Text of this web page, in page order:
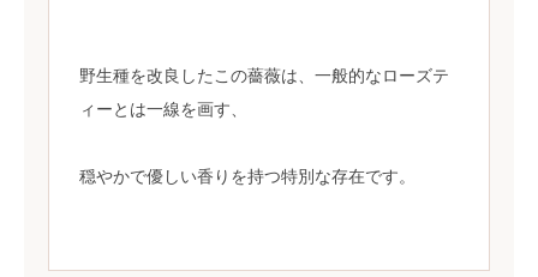
野生種を改良したこの薔薇は、一般的なローズテ
ィーとは一線を画す、
穏やかで優しい香りを持つ特別な存在です。